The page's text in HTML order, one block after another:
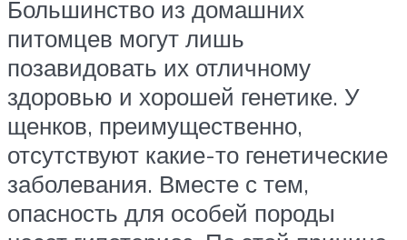
Большинство из домашних
питомцев могут лишь
позавидовать их отличному
здоровью и хорошей генетике. У
щенков, преимущественно,
отсутствуют какие-то генетические
заболевания. Вместе с тем,
опасность для особей породы